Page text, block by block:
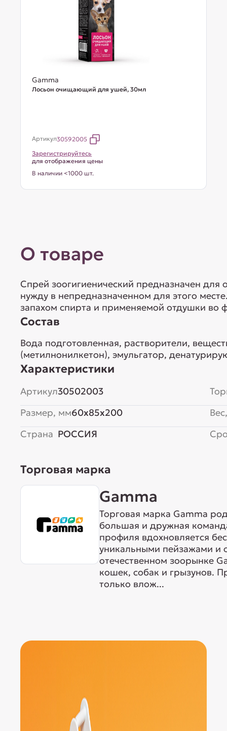
Gamma
Лосьон очищающий для ушей, 30мл
Артикул30592005
Зарегистрируйтесь
для отображения цены
В наличии <1000 шт.
О товаре
Спрей зоогигиенический предназначен для
нужду в непредназначенном для этого
запахом спирта и применяемой отдушки во
Состав
Вода подготовленная, растворители,
(метилнонилкетон), эмульгатор,
Характеристики
Артикул30502003
Размер, мм60x85x200
Страна РОССИЯ
Торговая марка
Gamma
Торговая марка Gamma
большая и дружная
профиля вдохновляется
уникальными пейзажами и
отечественном зоорынке
кошек, собак и грызунов.
только влож...